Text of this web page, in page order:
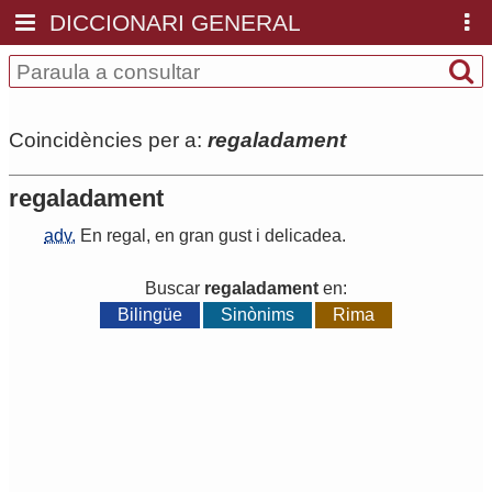
DICCIONARI GENERAL
Coincidències per a: regaladament
regaladament
adv. En regal , en gran gust i delicadea.
Buscar regaladament en:
Bilingüe
Sinònims Rima